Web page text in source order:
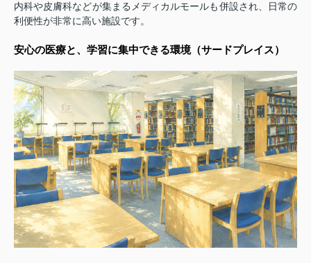
内科や皮膚科などが集まるメディカルモールも併設され、日常の
利便性が非常に高い施設です。
安心の医療と、学習に集中できる環境（サードプレイス）